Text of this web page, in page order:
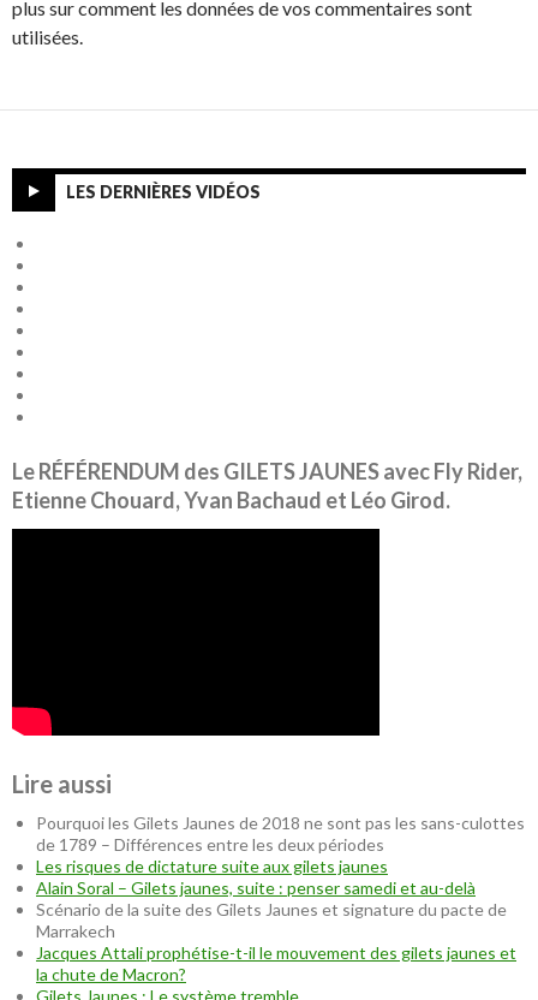
plus sur comment les données de vos commentaires sont
utilisées.
LES DERNIÈRES VIDÉOS
Le RÉFÉRENDUM des GILETS JAUNES avec Fly Rider,
Etienne Chouard, Yvan Bachaud et Léo Girod.
Lire aussi
Pourquoi les Gilets Jaunes de 2018 ne sont pas les sans-culottes
de 1789 – Différences entre les deux périodes
Les risques de dictature suite aux gilets jaunes
Alain Soral – Gilets jaunes, suite : penser samedi et au-delà
Scénario de la suite des Gilets Jaunes et signature du pacte de
Marrakech
Jacques Attali prophétise-t-il le mouvement des gilets jaunes et
la chute de Macron?
Gilets Jaunes : Le système tremble